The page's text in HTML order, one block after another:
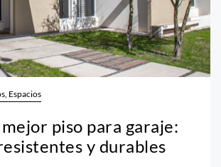
Espacios
piso para garaje:
y durables